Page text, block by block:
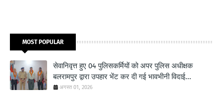
MOST POPULAR
सेवानिवृत्त हुए 04 पुलिसकर्मियों को अपर पुलिस अधीक्षक
बलरामपुर द्वारा उपहार भेंट कर दी गई भावभीनी विदाई...
अगस्त 01, 2026